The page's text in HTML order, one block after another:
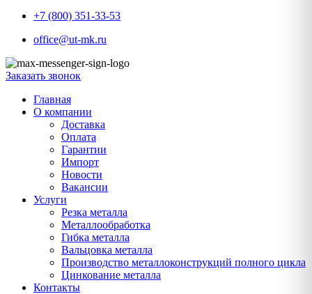
+7 (800) 351-33-53
office@ut-mk.ru
Заказать звонок
Главная
О компании
Доставка
Оплата
Гарантии
Импорт
Новости
Вакансии
Услуги
Резка металла
Металлообработка
Гибка металла
Вальцовка металла
Производство металлоконструкций полного цикла
Цинкование металла
Контакты